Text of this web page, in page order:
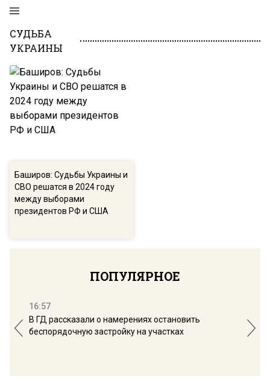
СУДЬБА
УКРАИНЫ
Баширов: Судьбы Украины и
СВО решатся в 2024 году
между выборами
президентов РФ и США
ПОПУЛЯРНОЕ
16:57
В ГД рассказали о намерениях остановить
беспорядочную застройку на участках